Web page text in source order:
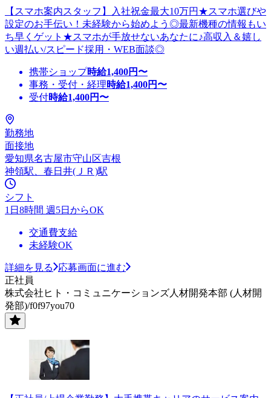
【スマホ案内スタッフ】入社祝金最大10万円★スマホ選びや
設定のお手伝い！未経験から始めよう◎最新機種の情報もい
ち早くゲット★スマホが手放せないあなたに♪高収入＆嬉し
い週払い/スピード採用・WEB面談◎
携帯ショップ時給1,400円〜
事務・受付・経理時給1,400円〜
受付時給1,400円〜
勤務地
面接地
愛知県名古屋市守山区吉根
神領駅、春日井(ＪＲ)駅
シフト
1日8時間 週5日からOK
交通費支給
未経験OK
詳細を見る
応募画面に進む
正社員
株式会社ヒト・コミュニケーションズ人材開発本部 (人材開
発部)/f0f97you70